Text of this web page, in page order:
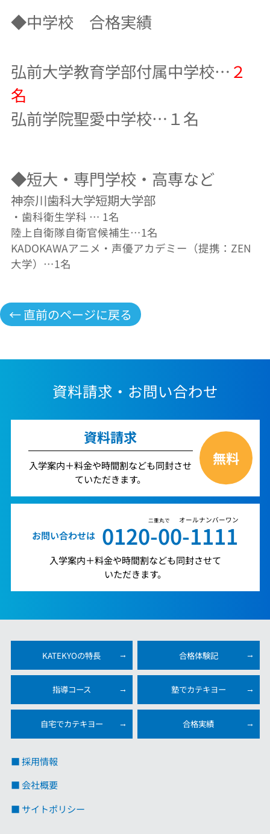
◆中学校 合格実績
弘前大学教育学部付属中学校… ２
名
弘前学院聖愛中学校…１名
◆短大・専門学校・高専など
神奈川歯科大学短期大学部
・歯科衛生学科 … 1名
陸上自衛隊自衛官候補生…1名
KADOKAWAアニメ・声優アカデミー（提携：ZEN
大学）…1名
← 直前のページに戻る
資料請求・お問い合わせ
資料請求
入学案内＋料金や時間割なども同封させ
ていただきます。
無料
二重丸で オールナンバーワン
お問い合わせは 0120-00-1111
入学案内＋料金や時間割なども同封させて
いただきます。
KATEKYOの特長 合格体験記
指導コース 塾でカテキヨー
自宅でカテキヨー 合格実績
■ 採用情報
■ 会社概要
■ サイトポリシー